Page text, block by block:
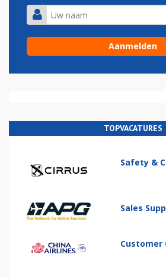
TOPVACATURES
Safety &
Sales
Customer